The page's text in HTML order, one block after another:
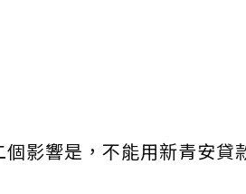
影響是，不能用新青安貸